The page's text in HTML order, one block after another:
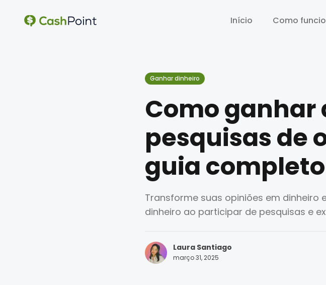
Início Como
Início Como
Ganhar dinheiro
Como
pesquisas de
guia
Transforme suas opiniões em dinheiro
dinheiro ao participar de pesquisas e
Laura Santiago
março 31, 2025